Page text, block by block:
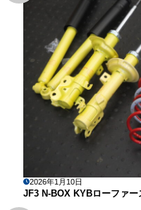
2026年1月10日
JF3 N-BOX KYBローファ